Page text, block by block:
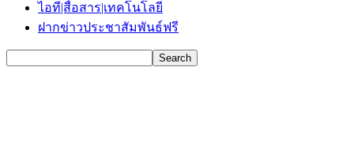
ไอที|สื่อสาร|เทคโนโลยี
ฝากข่าวประชาสัมพันธ์ฟรี